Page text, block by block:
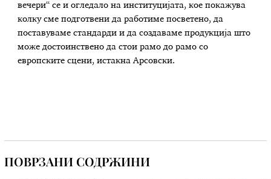
вечери“ се и огледало на институцијата, кое покажува
колку сме подготвени да работиме посветено, да
поставуваме стандарди и да создаваме продукција што
може достоинствено да стои рамо до рамо со
европските сцени, истакна Арсовски.
ПОВРЗАНИ СОДРЖИНИ